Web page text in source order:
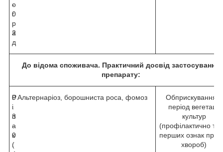
о
г
р
а
д
-
0
.
2
До відома споживача. Практичний досвід застосування
препарату:
Р
і
п
а
к
(
0
.
3
-
0
.
Альтернаріоз, борошниста роса, фомоз
Обприскування в
період вегетації
культур
(профілактично та
перших ознак
хвороб)